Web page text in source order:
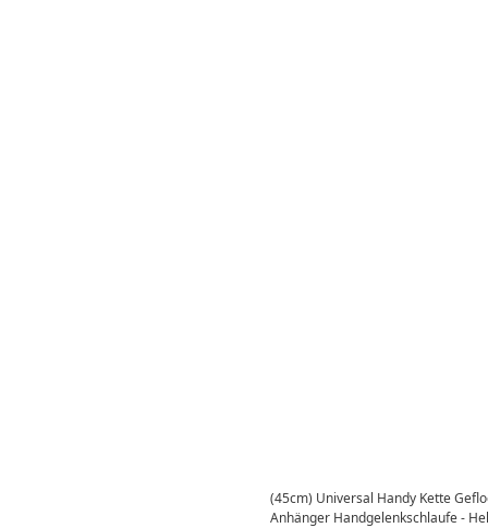
(45cm) Universal Handy Kette
Anhänger Handgelenkschlaufe -